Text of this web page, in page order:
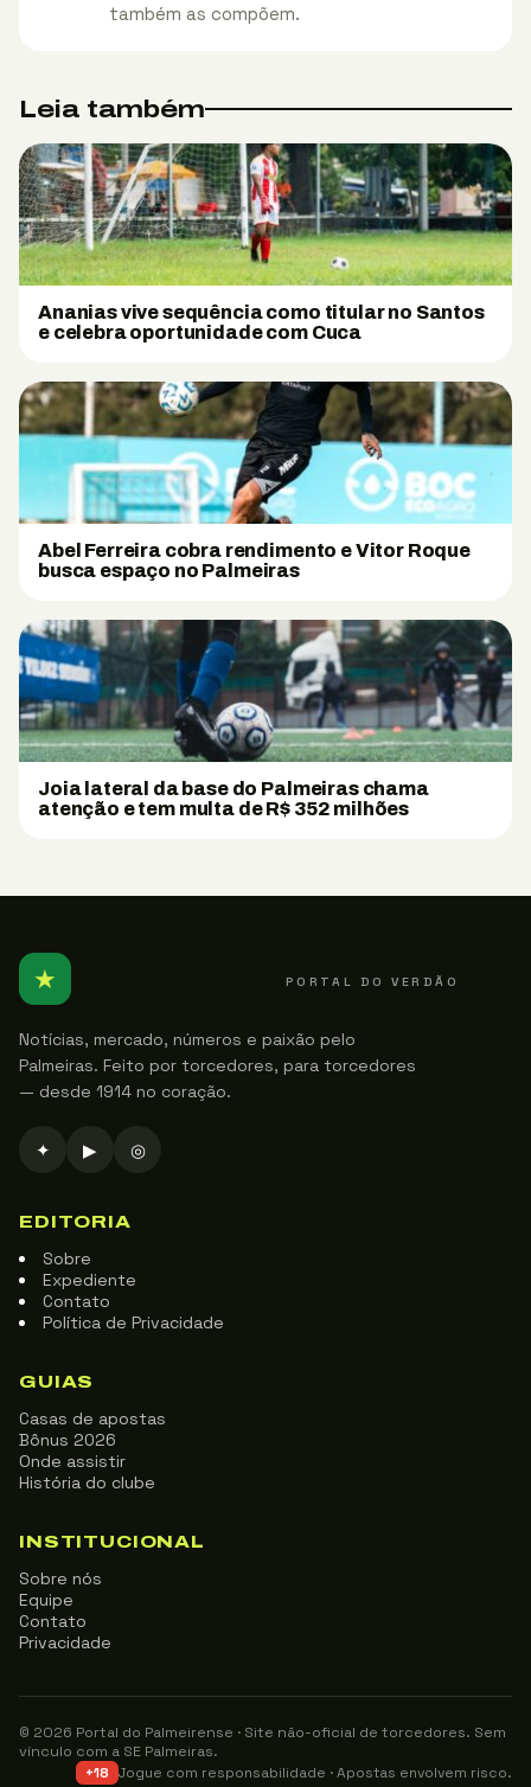
também as compõem.
Leia também
Ananias vive sequência como titular no Santos
e celebra oportunidade com Cuca
Abel Ferreira cobra rendimento e Vitor Roque
busca espaço no Palmeiras
Joia lateral da base do Palmeiras chama
atenção e tem multa de R$ 352 milhões
★ PORTAL DO VERDÃO
Notícias, mercado, números e paixão pelo
Palmeiras. Feito por torcedores, para torcedores
— desde 1914 no coração.
✦ ▶ ◎
EDITORIA
Sobre
Expediente
Contato
Política de Privacidade
GUIAS
Casas de apostas
Bônus 2026
Onde assistir
História do clube
INSTITUCIONAL
Sobre nós
Equipe
Contato
Privacidade
© 2026 Portal do Palmeirense · Site não-oficial de torcedores. Sem
vínculo com a SE Palmeiras.
+18 Jogue com responsabilidade · Apostas envolvem risco.